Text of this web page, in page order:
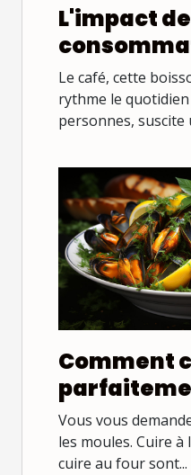
L'impact
bio sur la
Le café, cette
rythme le
personnes, suscite
Comment
moules ?
Vous vous
les moules. Cuire
cuire au four sont...